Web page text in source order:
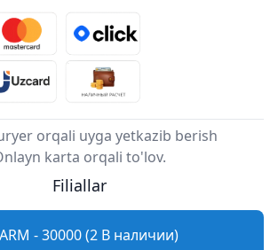
orqali uyga yetkazib berish
karta orqali to'lov.
Filiallar
- 30000 (2 В наличии)